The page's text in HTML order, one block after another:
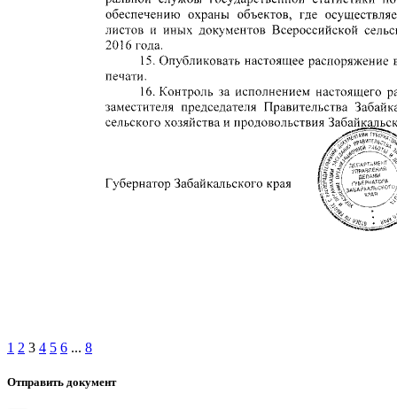
1 2 3 4 5 6 ... 8
Отправить документ